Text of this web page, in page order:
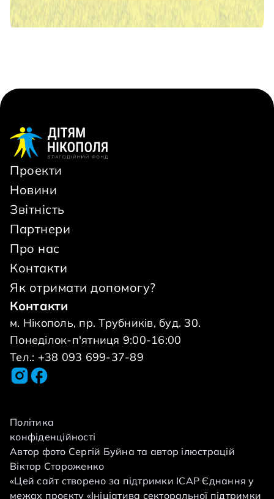
Проекти
Новини
Звітність
Партнери
Про нас
Контакти
Як отримати допомогу?
Контакти
м. Нікополь, пр. Трубників, буд. 30.
Понеділок-п'ятниця 9:00-16:00
Тел.: +38 093 699-37-89
Політика
конфіденційності
Автор фото Сергій Буйна та автор ілюстрацій
Віктор Стороженко
«Цей сайт створено за підтримки ІСАР Єднання у
межах проєкту «Ініціатива секторальної підтримки